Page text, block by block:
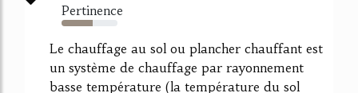
Pertinence
55%
Le chauffage au sol ou plancher chauffant est
un système de chauffage par rayonnement
basse température (la température du sol